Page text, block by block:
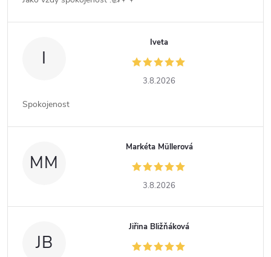
I
Iveta
3.8.2026
Spokojenost
MM
Markéta Müllerová
3.8.2026
JB
Jiřina Bližňáková